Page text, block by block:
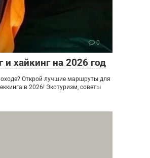
0
и хайкинг на 2026 год
Открой лучшие маршруты для
в 2026! Экотуризм, советы